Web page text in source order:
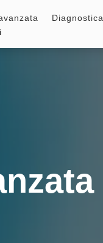
Diagnostica